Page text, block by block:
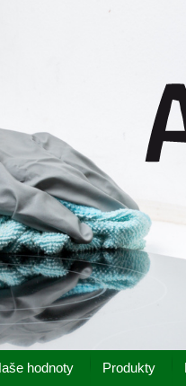
hodnoty Produkty